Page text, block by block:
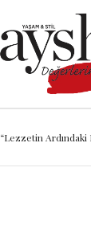
“Lezzetin Ardındaki